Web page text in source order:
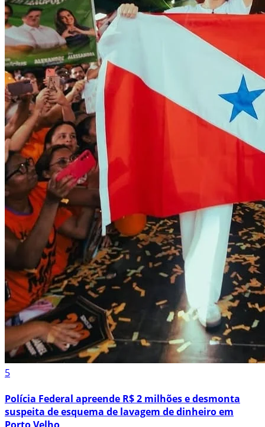
5
Polícia Federal apreende R$ 2 milhões e desmonta
suspeita de esquema de lavagem de dinheiro em
Porto Velho